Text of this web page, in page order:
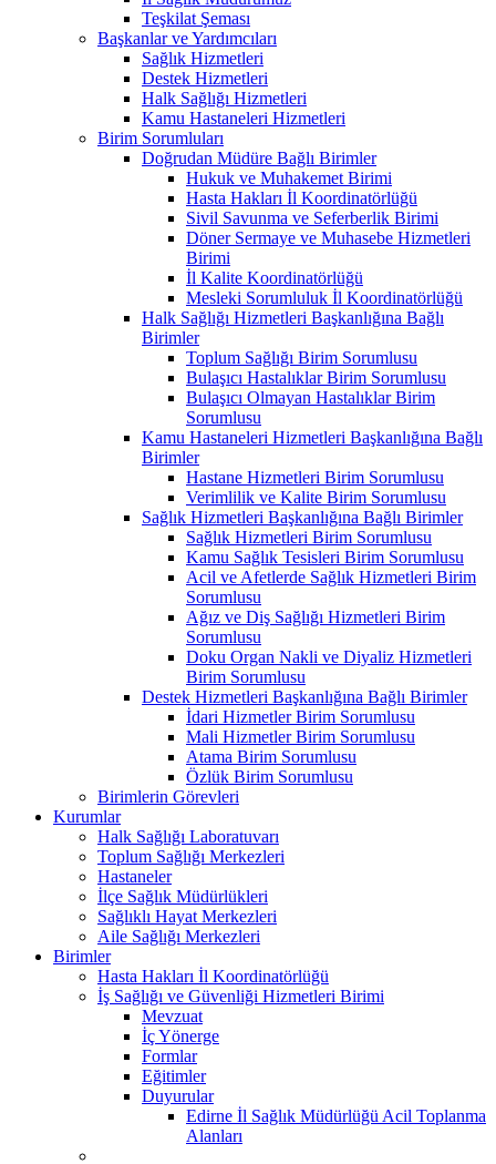
Teşkilat Şeması
Başkanlar ve Yardımcıları
Sağlık Hizmetleri
Destek Hizmetleri
Halk Sağlığı Hizmetleri
Kamu Hastaneleri Hizmetleri
Birim Sorumluları
Doğrudan Müdüre Bağlı Birimler
Hukuk ve Muhakemet Birimi
Hasta Hakları İl Koordinatörlüğü
Sivil Savunma ve Seferberlik Birimi
Döner Sermaye ve Muhasebe Hizmetleri
Birimi
İl Kalite Koordinatörlüğü
Mesleki Sorumluluk İl Koordinatörlüğü
Halk Sağlığı Hizmetleri Başkanlığına Bağlı
Birimler
Toplum Sağlığı Birim Sorumlusu
Bulaşıcı Hastalıklar Birim Sorumlusu
Bulaşıcı Olmayan Hastalıklar Birim
Sorumlusu
Kamu Hastaneleri Hizmetleri Başkanlığına Bağlı
Birimler
Hastane Hizmetleri Birim Sorumlusu
Verimlilik ve Kalite Birim Sorumlusu
Sağlık Hizmetleri Başkanlığına Bağlı Birimler
Sağlık Hizmetleri Birim Sorumlusu
Kamu Sağlık Tesisleri Birim Sorumlusu
Acil ve Afetlerde Sağlık Hizmetleri Birim
Sorumlusu
Ağız ve Diş Sağlığı Hizmetleri Birim
Sorumlusu
Doku Organ Nakli ve Diyaliz Hizmetleri
Birim Sorumlusu
Destek Hizmetleri Başkanlığına Bağlı Birimler
İdari Hizmetler Birim Sorumlusu
Mali Hizmetler Birim Sorumlusu
Atama Birim Sorumlusu
Özlük Birim Sorumlusu
Birimlerin Görevleri
Kurumlar
Halk Sağlığı Laboratuvarı
Toplum Sağlığı Merkezleri
Hastaneler
İlçe Sağlık Müdürlükleri
Sağlıklı Hayat Merkezleri
Aile Sağlığı Merkezleri
Birimler
Hasta Hakları İl Koordinatörlüğü
İş Sağlığı ve Güvenliği Hizmetleri Birimi
Mevzuat
İç Yönerge
Formlar
Eğitimler
Duyurular
Edirne İl Sağlık Müdürlüğü Acil Toplanma
Alanları